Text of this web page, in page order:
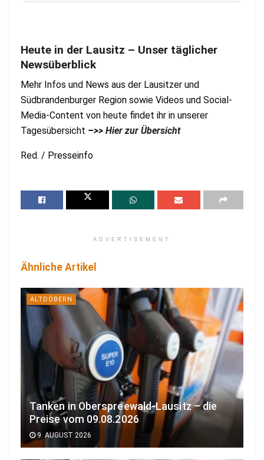
Heute in der Lausitz – Unser täglicher
Newsüberblick
Mehr Infos und News aus der Lausitzer und
Südbrandenburger Region sowie Videos und Social-
Media-Content von heute findet ihr in unserer
Tagesübersicht –>> Hier zur Übersicht
Red. / Presseinfo
ADVERTISEMENT
Ähnliche Artikel
ALTDÖBERN
Tanken in Oberspreewald-Lausitz – die
Preise vom 09.08.2026
9. AUGUST 2026